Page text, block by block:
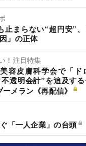
止まらない“超円安”
」の正体
！注目特集
容皮膚科学会で「
透明会計”を追及す
メラン《再配信》
「一人企業」の台頭